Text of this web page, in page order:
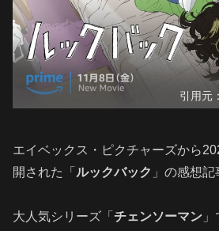
引用元
エイベックス・ピクチャーズから
開された「 ルックバック 」の感想記
大人気シリーズ「 チェンソーマン